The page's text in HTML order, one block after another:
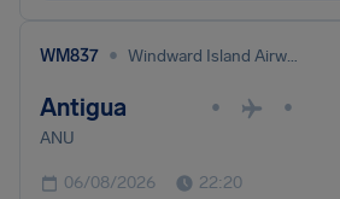
WM837 • Windward Island Airways International
Antigua • •
ANU
06/08/2026 22:20